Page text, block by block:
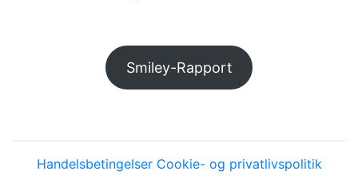
Smiley-Rapport
Handelsbetingelser Cookie- og privatlivspolitik